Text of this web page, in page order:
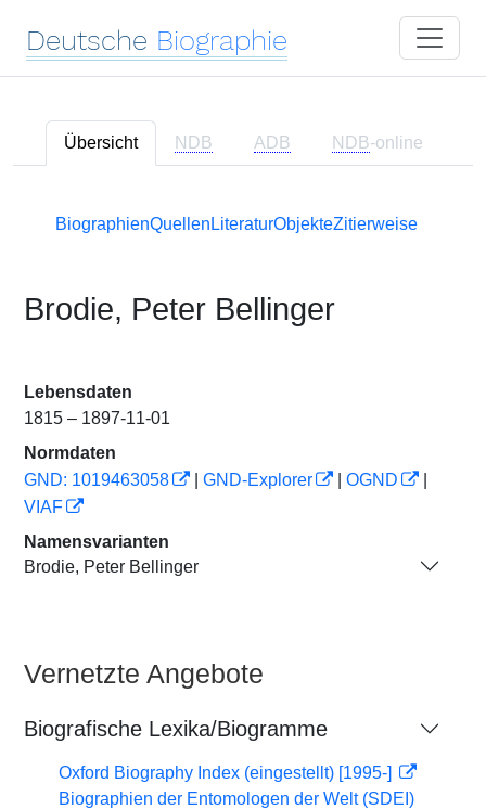
Deutsche Biographie
Übersicht NDB ADB NDB-online
BiographienQuellen LiteraturObjekteZitierweise
Brodie, Peter Bellinger
Lebensdaten
1815 – 1897-11-01
Normdaten
GND: 1019463058
GND-Explorer OGND
VIAF
Namensvarianten
Brodie, Peter Bellinger
Vernetzte Angebote
Biografische Lexika/Biogramme
Oxford Biography Index (eingestellt) [1995-]
Biographien der Entomologen der Welt (SDEI)